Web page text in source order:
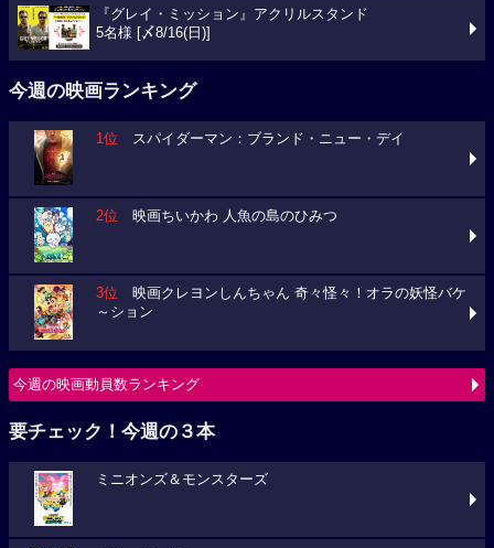
『グレイ・ミッション』アクリルスタンド
5名様 [〆8/16(日)]
今週の映画ランキング
1位 スパイダーマン：ブランド・ニュー・デイ
2位 映画ちいかわ 人魚の島のひみつ
3位 映画クレヨンしんちゃん 奇々怪々！オラの妖怪バケ
～ション
今週の映画動員数ランキング
要チェック！今週の３本
ミニオンズ＆モンスターズ